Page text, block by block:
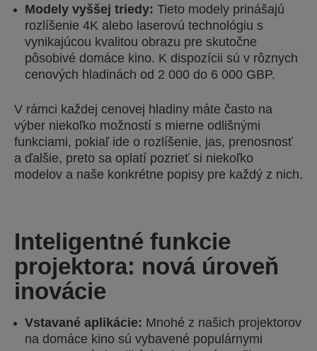
Modely vyššej triedy: Tieto modely prinášajú
rozlíšenie 4K alebo laserovú technológiu s
vynikajúcou kvalitou obrazu pre skutočne
pôsobivé domáce kino. K dispozícii sú v rôznych
cenových hladinách od 2 000 do 6 000 GBP.
V rámci každej cenovej hladiny máte často na
výber niekoľko možností s mierne odlišnými
funkciami, pokiaľ ide o rozlíšenie, jas, prenosnosť
a ďalšie, preto sa oplatí pozrieť si niekoľko
modelov a naše konkrétne popisy pre každý z nich.
Inteligentné funkcie
projektora: nová úroveň
inovácie
Vstavané aplikácie: Mnohé z našich projektorov
na domáce kino sú vybavené populárnymi